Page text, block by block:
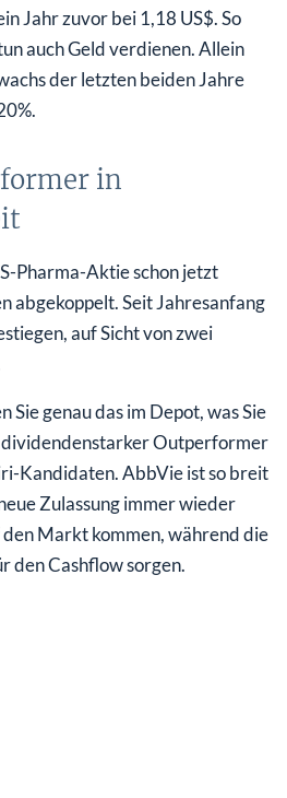
Jahr zuvor bei 1,18 US$. So
auch Geld verdienen. Allein
der letzten beiden Jahre
in
Pharma-Aktie schon jetzt
abgekoppelt. Seit Jahresanfang
auf Sicht von zwei
Sie genau das im Depot, was Sie
dividendenstarker Outperformer
Kandidaten. AbbVie ist so breit
Zulassung immer wieder
Markt kommen, während die
den Cashflow sorgen.